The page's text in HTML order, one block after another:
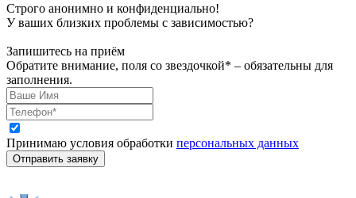
Строго анонимно и конфиденциально!
У ваших близких проблемы с зависимостью?
Запишитесь на приём
Обратите внимание, поля со звездочкой* – обязательны для
заполнения.
Принимаю условия обработки персональных данных
Отправить заявку